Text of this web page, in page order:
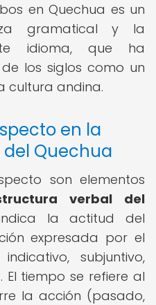
en Quechua es un
gramatical y la
idioma, que ha
los siglos como un
cultura andina.
en la
Quechua
son elementos
verbal del
la actitud del
expresada por el
subjuntivo,
El tiempo se refiere al
la acción (pasado,